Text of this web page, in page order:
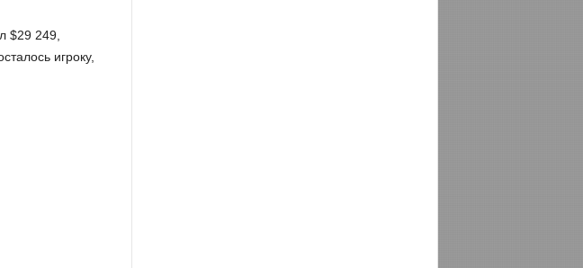
$29 249,
игроку,